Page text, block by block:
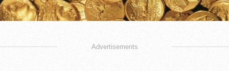
Advertisements